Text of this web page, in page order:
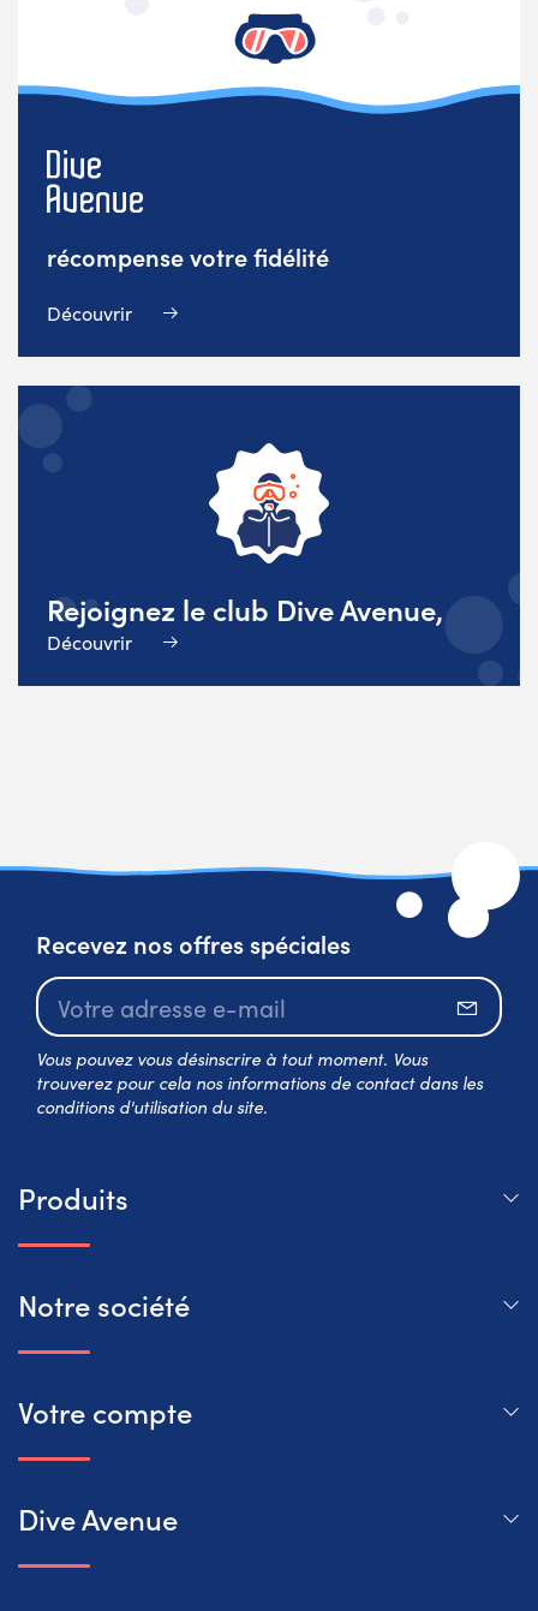
récompense votre fidélité
Découvrir
Rejoignez le club Dive Avenue,
Découvrir
Recevez nos offres spéciales
Vous pouvez vous désinscrire à tout moment. Vous
trouverez pour cela nos informations de contact dans les
conditions d'utilisation du site.
Produits
Notre société
Votre compte
Dive Avenue